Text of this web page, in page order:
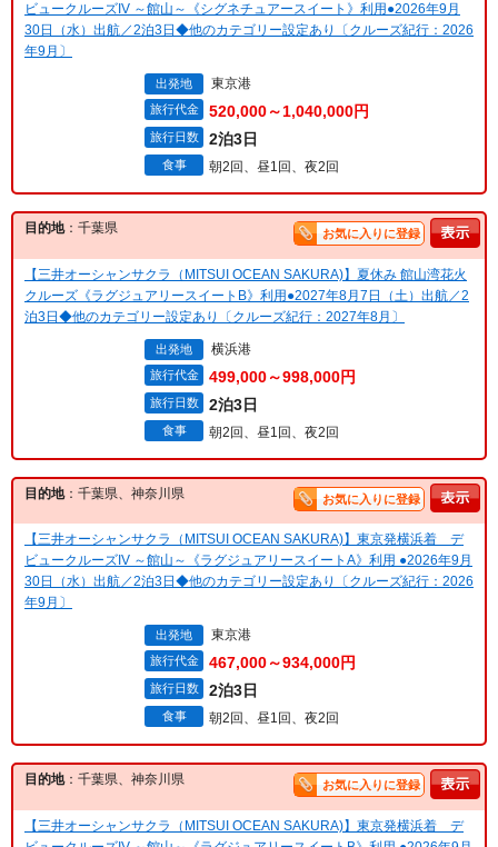
ビュークルーズIV ～館山～《シグネチュアースイート》利用●2026年9月
30日（水）出航／2泊3日◆他のカテゴリー設定あり〔クルーズ紀行：2026
年9月〕
出発地 東京港
旅行代金 520,000～1,040,000円
旅行日数 2泊3日
食事 朝2回、昼1回、夜2回
目的地：千葉県 お気に入りに登録
【三井オーシャンサクラ（MITSUI OCEAN SAKURA)】夏休み 館山湾花火
クルーズ《ラグジュアリースイートB》利用●2027年8月7日（土）出航／2
泊3日◆他のカテゴリー設定あり〔クルーズ紀行：2027年8月〕
出発地 横浜港
旅行代金 499,000～998,000円
旅行日数 2泊3日
食事 朝2回、昼1回、夜2回
目的地：千葉県、神奈川県 お気に入りに登録
【三井オーシャンサクラ（MITSUI OCEAN SAKURA)】東京発横浜着 デ
ビュークルーズIV ～館山～《ラグジュアリースイートA》利用 ●2026年9月
30日（水）出航／2泊3日◆他のカテゴリー設定あり〔クルーズ紀行：2026
年9月〕
出発地 東京港
旅行代金 467,000～934,000円
旅行日数 2泊3日
食事 朝2回、昼1回、夜2回
目的地：千葉県、神奈川県 お気に入りに登録
【三井オーシャンサクラ（MITSUI OCEAN SAKURA)】東京発横浜着 デ